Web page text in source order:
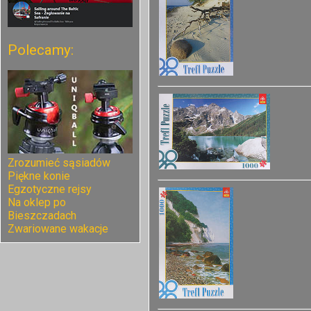
Polecamy:
Zrozumieć sąsiadów
Piękne konie
Egzotyczne rejsy
Na oklep po
Bieszczadach
Zwariowane wakacje